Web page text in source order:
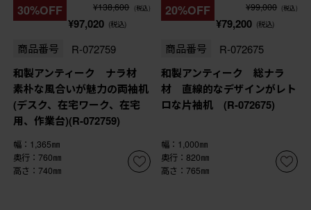
30%OFF ¥138,600 (税込)
¥97,020 (税込)
商品番号 R-072759
和製アンティーク ナラ材
素朴な風合いが魅力の両袖机
(デスク、在宅ワーク、在宅
用、作業台)(R-072759)
幅：1,365㎜
奥行：760㎜
高さ：740㎜
20%OFF ¥99,000 (税込)
¥79,200 (税込)
商品番号 R-072675
和製アンティーク 総ナラ
材 直線的なデザインがレト
ロな片袖机 (R-072675)
幅：1,000㎜
奥行：820㎜
高さ：765㎜